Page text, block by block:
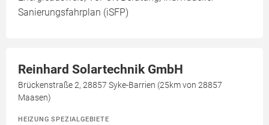
Sanierungsfahrplan (iSFP)
Reinhard Solartechnik GmbH
Brückenstraße 2, 28857 Syke-Barrien (25km von 28857
Maasen)
HEIZUNG SPEZIALGEBIETE